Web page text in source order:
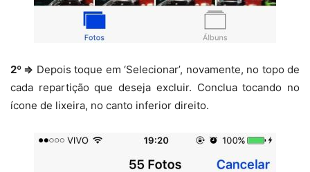
2º ⇒ Depois toque em ‘Selecionar’, novamente, no topo de
cada repartição que deseja excluir. Conclua tocando no
ícone de lixeira, no canto inferior direito.